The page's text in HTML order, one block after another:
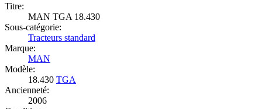
Titre:
MAN TGA 18.430
Sous-catégorie:
Tracteurs standard
Marque:
MAN
Modèle:
18.430 TGA
Ancienneté:
2006